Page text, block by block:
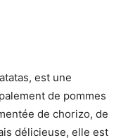
est une
de pommes
de chorizo, de
délicieuse, elle est